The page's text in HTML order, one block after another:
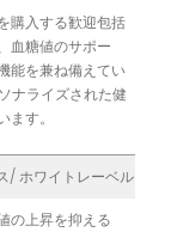
購入する歓迎包括
血糖値のサポー
能を兼ね備えてい
ナライズされた健
す。
/ ホワイトレーベル
の上昇を抑える